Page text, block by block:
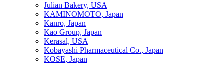
Julian Bakery, USA
KAMINOMOTO, Japan
Kanro, Japan
Kao Group, Japan
Kerasal, USA
Kobayashi Pharmaceutical Co., Japan
KOSE, Japan